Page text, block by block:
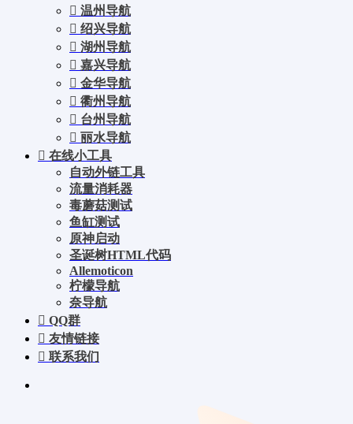
温州导航
绍兴导航
湖州导航
嘉兴导航
金华导航
衢州导航
台州导航
丽水导航
在线小工具
自动外链工具
流量消耗器
毒蘑菇测试
鱼缸测试
原神启动
圣诞树HTML代码
Allemoticon
柠檬导航
奈导航
QQ群
友情链接
联系我们